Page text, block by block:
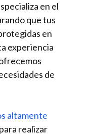
en el
que tus
en
experiencia
de
altamente
realizar